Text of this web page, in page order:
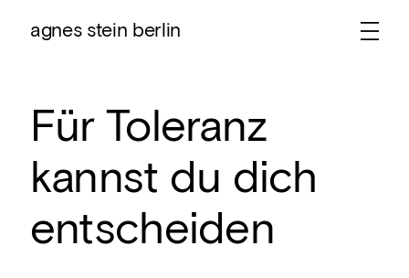
agnes stein berlin
Für Toleranz
kannst du dich
entscheiden